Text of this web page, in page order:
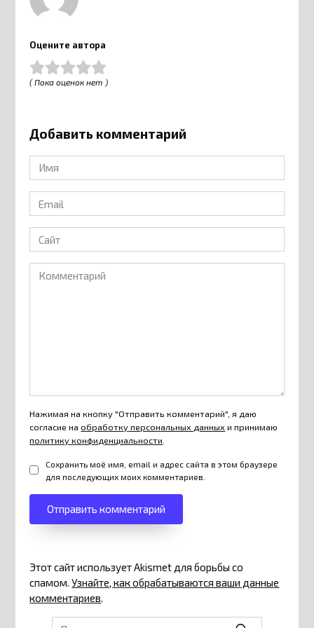
Оцените автора
( Пока оценок нет )
Добавить комментарий
Имя
*
Email
*
Сайт
Комментарий
Нажимая на кнопку "Отправить комментарий", я даю
согласие наобработку персональных данных и принимаю
политику конфиденциальности
Сохранить моё имя, email и адрес сайта в этом браузере
для последующих моих комментариев.
Этот сайт использует Akismet для борьбы со
спамом.Узнайте, как обрабатываются ваши данные
комментариев.
Search